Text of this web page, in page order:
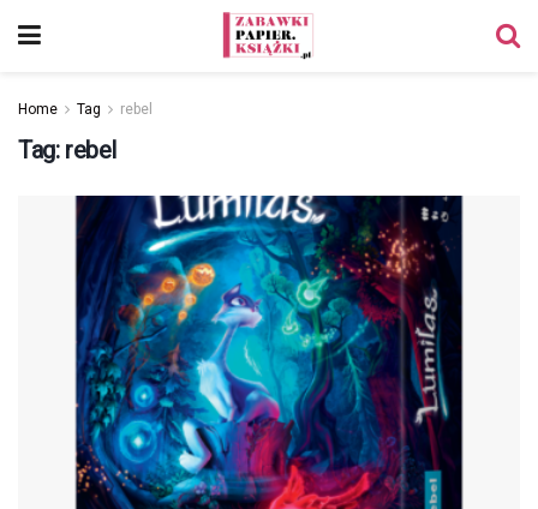
Home Tag rebel
Tag: rebel